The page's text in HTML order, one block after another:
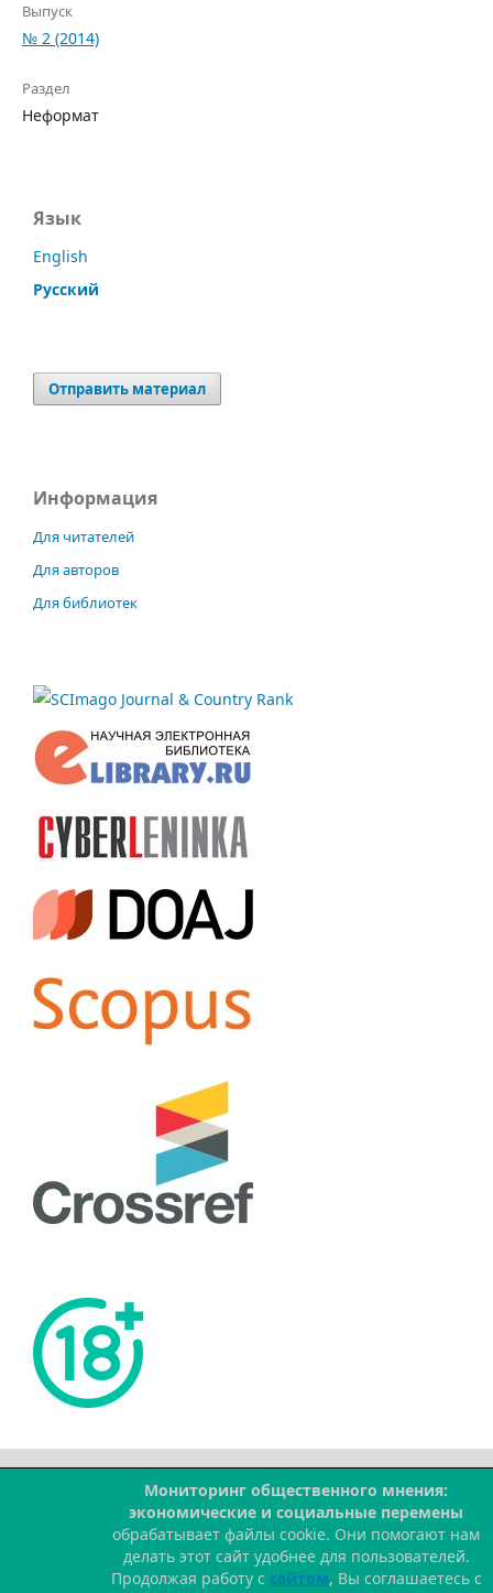
Выпуск
№ 2 (2014)
Раздел
Неформат
Язык
English
Русский
Отправить материал
Информация
Для читателей
Для авторов
Для библиотек
Мониторинг общественного мнения:
экономические и социальные перемены
обрабатывает файлы cookie. Они помогают нам
делать этот сайт удобнее для пользователей.
Продолжая работу с сайтом, Вы соглашаетесь с